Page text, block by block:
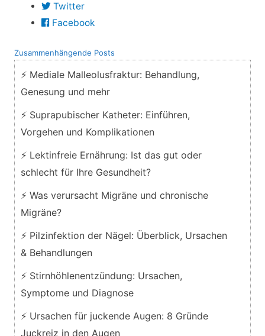
Twitter
Facebook
Zusammenhängende Posts
⚡ Mediale Malleolusfraktur: Behandlung,
Genesung und mehr
⚡ Suprapubischer Katheter: Einführen,
Vorgehen und Komplikationen
⚡ Lektinfreie Ernährung: Ist das gut oder
schlecht für Ihre Gesundheit?
⚡ Was verursacht Migräne und chronische
Migräne?
⚡ Pilzinfektion der Nägel: Überblick, Ursachen
& Behandlungen
⚡ Stirnhöhlenentzündung: Ursachen,
Symptome und Diagnose
⚡ Ursachen für juckende Augen: 8 Gründe
Juckreiz in den Augen